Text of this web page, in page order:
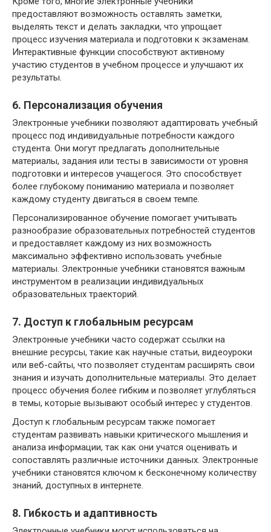
предоставляют возможность оставлять заметки,
выделять текст и делать закладки, что упрощает
процесс изучения материала и подготовки к экзаменам.
Интерактивные функции способствуют активному
участию студентов в учебном процессе и улучшают их
результаты.
6. Персонализация обучения
Электронные учебники позволяют адаптировать учебный
процесс под индивидуальные потребности каждого
студента. Они могут предлагать дополнительные
материалы, задания или тесты в зависимости от уровня
подготовки и интересов учащегося. Это способствует
более глубокому пониманию материала и позволяет
каждому студенту двигаться в своем темпе.
Персонализированное обучение помогает учитывать
разнообразие образовательных потребностей студентов
и предоставляет каждому из них возможность
максимально эффективно использовать учебные
материалы. Электронные учебники становятся важным
инструментом в реализации индивидуальных
образовательных траекторий.
7. Доступ к глобальным ресурсам
Электронные учебники часто содержат ссылки на
внешние ресурсы, такие как научные статьи, видеоуроки
или веб-сайты, что позволяет студентам расширять свои
знания и изучать дополнительные материалы. Это делает
процесс обучения более гибким и позволяет углубляться
в темы, которые вызывают особый интерес у студентов.
Доступ к глобальным ресурсам также помогает
студентам развивать навыки критического мышления и
анализа информации, так как они учатся оценивать и
сопоставлять различные источники данных. Электронные
учебники становятся ключом к бесконечному количеству
знаний, доступных в интернете.
8. Гибкость и адаптивность